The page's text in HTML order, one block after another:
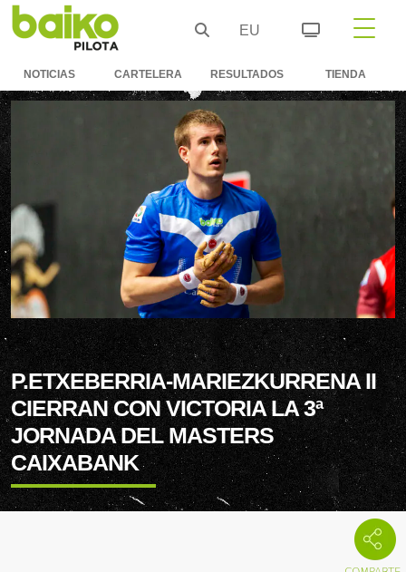
EU
NOTICIAS CARTELERA RESULTADOS TIENDA
P.ETXEBERRIA-MARIEZKURRENA II
CIERRAN CON VICTORIA LA 3ª
JORNADA DEL MASTERS
CAIXABANK